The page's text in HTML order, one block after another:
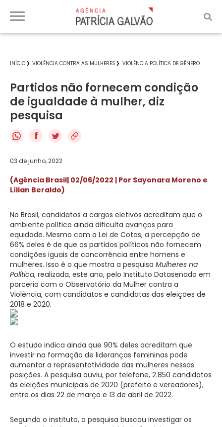
INÍCIO VIOLÊNCIA CONTRA AS MULHERES VIOLÊNCIA POLÍTICA DE GÊNERO
Partidos não fornecem condição
de igualdade à mulher, diz
pesquisa
f
03 de junho, 2022
(Agência Brasil| 02/06/2022 | Por Sayonara Moreno e
Lílian Beraldo)
No Brasil, candidatos a cargos eletivos acreditam que o
ambiente político ainda dificulta avanços para
equidade. Mesmo com a Lei de Cotas, a percepção de
66% deles é de que os partidos políticos não fornecem
condições iguais de concorrência entre homens e
mulheres. Isso é o que mostra a pesquisa Mulheres na
Política, realizada, este ano, pelo Instituto Datasenado em
parceria com o Observatório da Mulher contra a
Violência, com candidatos e candidatas das eleições de
2018 e 2020.
O estudo indica ainda que 90% deles acreditam que
investir na formação de lideranças femininas pode
aumentar a representatividade das mulheres nessas
posições. A pesquisa ouviu, por telefone, 2.850 candidatos
às eleições municipais de 2020 (prefeito e vereadores),
entre os dias 22 de março e 13 de abril de 2022.
Segundo o instituto, a pesquisa buscou investigar os